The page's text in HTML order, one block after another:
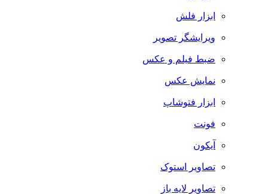
ابزار فلش
ویرایشگر تصویر
ضبط فيلم و عكس
نمایش عکس
ابزار فتوشاپ
فونت
آیکون
تصاویر استوک
تصاویر لایه باز